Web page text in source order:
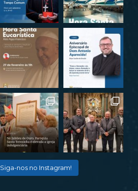
Siga-nos no Instagram!